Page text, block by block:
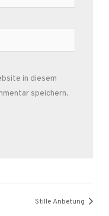
in diesem
speichern.
Stille Anbetung